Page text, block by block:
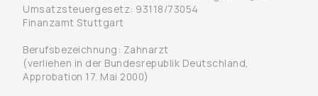
Umsatzsteuergesetz: 93118/73054
Finanzamt Stuttgart
Berufsbezeichnung: Zahnarzt
(verliehen in der Bundesrepublik Deutschland,
Approbation 17. Mai 2000)